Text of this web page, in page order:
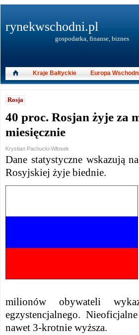
Rosja
40 proc. Rosjan żyje za
miesięcznie
Krystian Pachucki-Włosek
Dane statystyczne wskazują
Rosyjskiej żyje biednie.
milionów obywateli
egzystencjalnego.
nawet 3-krotnie wyższa.
rynekwschodni.pl
gospodarka, finanse, biznes
Kraje Bałtyckie Europa